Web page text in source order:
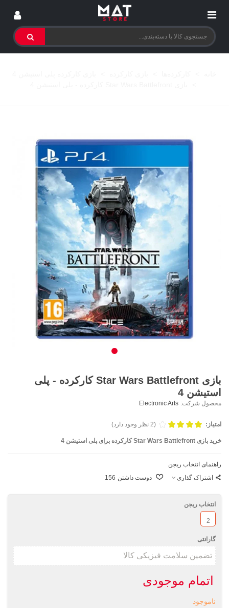
بازی Star Wars Battlefront کارکرده - پلی
استیشن 4
محصول شرکت: Electronic Arts
امتیاز: (2 نظر وجود دارد)
خرید بازی Star Wars Battlefront کارکرده برای پلی استیشن 4
راهنمای انتخاب ریجن
اشتراک گذاری
دوست داشتن 156
انتخاب ریجن
2
گارانتی
اتمام موجودی
ناموجود